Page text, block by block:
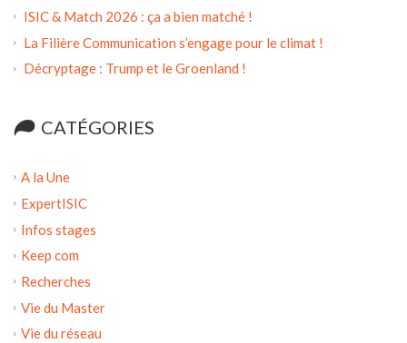
ISIC & Match 2026 : ça a bien matché !
La Filière Communication s’engage pour le climat !
Décryptage : Trump et le Groenland !
CATÉGORIES
A la Une
ExpertISIC
Infos stages
Keep com
Recherches
Vie du Master
Vie du réseau